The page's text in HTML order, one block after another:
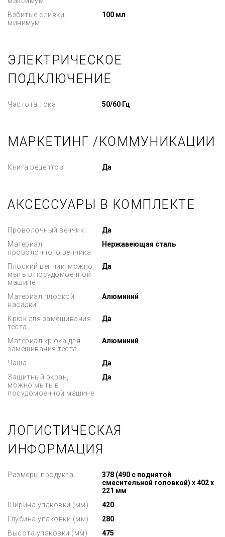
Взбитые сливки,
минимум
100 мл
ЭЛЕКТРИЧЕСКОЕ
ПОДКЛЮЧЕНИЕ
Частота тока 50/60 Гц
МАРКЕТИНГ /КОММУНИКАЦИИ
Книга рецептов Да
АКСЕССУАРЫ В КОМПЛЕКТЕ
Проволочный венчик
Да
Материал
проволочного венчика
Нержавеющая сталь
Плоский венчик, можно
мыть в посудомоечной
машине
Да
Материал плоской
насадки
Алюминий
Крюк для замешивания
теста
Да
Материал крюка для
замешивания теста
Алюминий
Чаша
Да
Защитный экран,
можно мыть в
посудомоечной машине
Да
ЛОГИСТИЧЕСКАЯ
ИНФОРМАЦИЯ
Размеры продукта
378 (490 с поднятой
смесительной головкой) x 402 x
221 мм
Ширина упаковки (мм)
420
Глубина упаковки (мм)
280
Высота упаковки (мм)
475